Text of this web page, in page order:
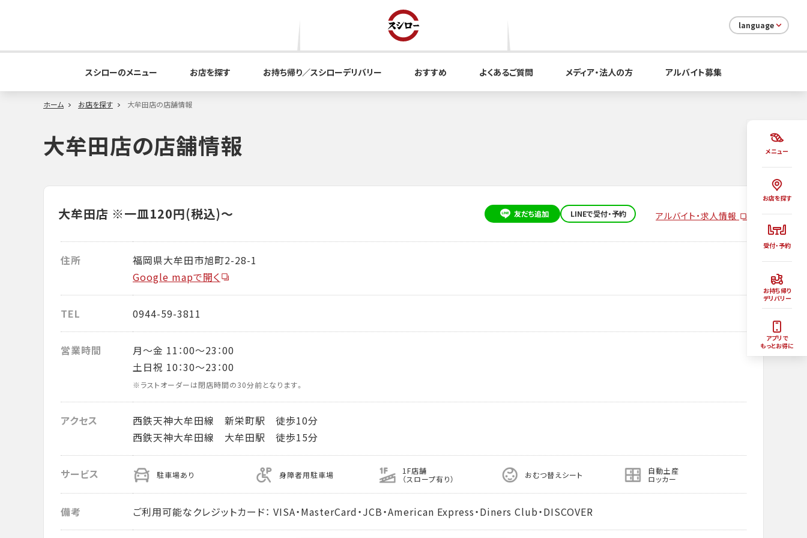
メニュー
お店を探す
受付・予約
お持ち帰り
デリバリー
アプリで
もっとお得に
language
スシローのメニュー お店を探す お持ち帰り／スシローデリバリー おすすめ よくあるご質問 メディア・法人の方 アルバイト募集
ホーム お店を探す 大牟田店の店舗情報
大牟田店の店舗情報
大牟田店 ※一皿120円(税込)～ 友だち追加 LINEで受付・予約 アルバイト・求人情報
住所
福岡県大牟田市旭町2-28-1
Google mapで開く
TEL 0944-59-3811
営業時間
月～金 11：00～23：00
土日祝 10：30～23：00
※ラストオーダーは閉店時間の30分前となります。
アクセス
西鉄天神大牟田線 新栄町駅 徒歩10分
西鉄天神大牟田線 大牟田駅 徒歩15分
サービス 駐車場あり 身障者用駐車場 1F店舗
（スロープ有り） おむつ替えシート 自動土産
ロッカー
備考 ご利用可能なクレジットカード： VISA・MasterCard・JCB・American Express・Diners Club・DISCOVER